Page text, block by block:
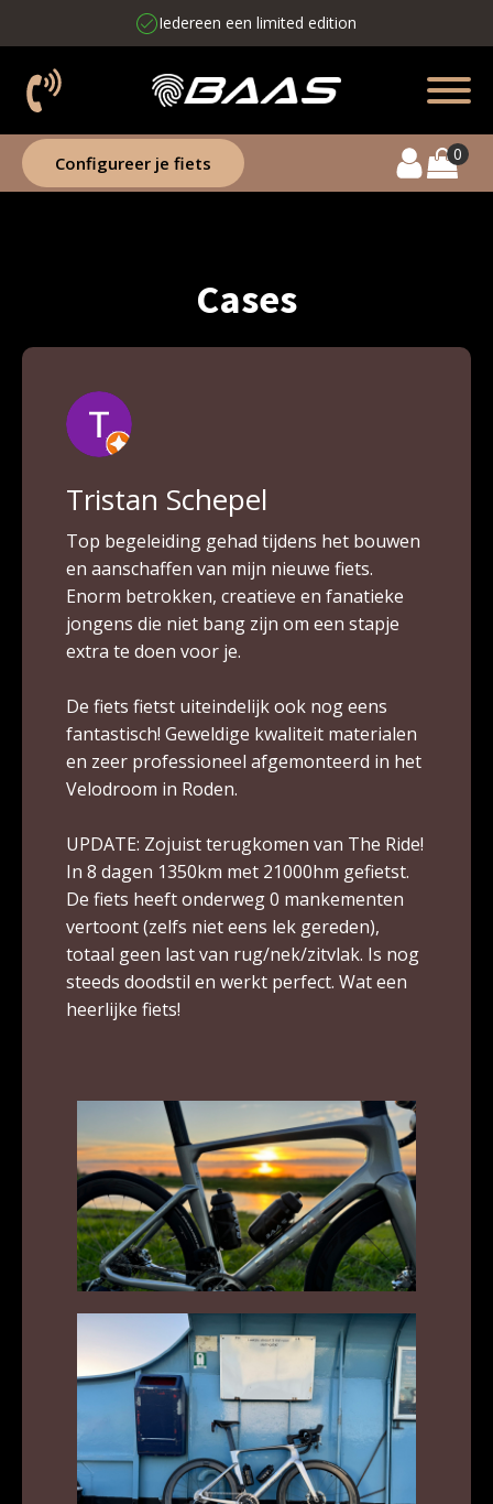
Iedereen een limited edition
Configureer je fiets
Cases
Tristan Schepel
Top begeleiding gehad tijdens het bouwen
en aanschaffen van mijn nieuwe fiets.
Enorm betrokken, creatieve en fanatieke
jongens die niet bang zijn om een stapje
extra te doen voor je.
De fiets fietst uiteindelijk ook nog eens
fantastisch! Geweldige kwaliteit materialen
en zeer professioneel afgemonteerd in het
Velodroom in Roden.
UPDATE: Zojuist terugkomen van The Ride!
In 8 dagen 1350km met 21000hm gefietst.
De fiets heeft onderweg 0 mankementen
vertoont (zelfs niet eens lek gereden),
totaal geen last van rug/nek/zitvlak. Is nog
steeds doodstil en werkt perfect. Wat een
heerlijke fiets!